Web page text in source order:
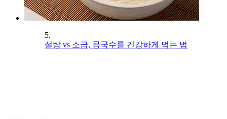
5.
설탕 vs 소금, 콩국수를 건강하게 먹는 법